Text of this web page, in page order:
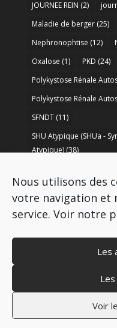
Nous utilisons des
votre navigation et
service. Voir notre
Les
Voir
JOURNEE REIN (2)
Maladie de berger(25)
Nephronophtise (12)
Oxalose (1) PKD (24)
Polykystose Rénale
Polykystose Rénale
SFNDT(11)
SHU Atypique (SHUa -
Atypique)(38)
Syndrome de Bartter(8)
Copyright ©
Mentions
Politique de